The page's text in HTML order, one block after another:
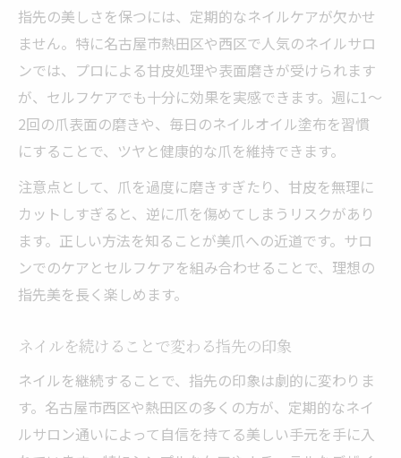
指先の美しさを保つには、定期的なネイルケアが欠かせ
ません。特に名古屋市熱田区や西区で人気のネイルサロ
ンでは、プロによる甘皮処理や表面磨きが受けられます
が、セルフケアでも十分に効果を実感できます。週に1〜
2回の爪表面の磨きや、毎日のネイルオイル塗布を習慣
にすることで、ツヤと健康的な爪を維持できます。
注意点として、爪を過度に磨きすぎたり、甘皮を無理に
カットしすぎると、逆に爪を傷めてしまうリスクがあり
ます。正しい方法を知ることが美爪への近道です。サロ
ンでのケアとセルフケアを組み合わせることで、理想の
指先美を長く楽しめます。
ネイルを続けることで変わる指先の印象
ネイルを継続することで、指先の印象は劇的に変わりま
す。名古屋市西区や熱田区の多くの方が、定期的なネイ
ルサロン通いによって自信を持てる美しい手元を手に入